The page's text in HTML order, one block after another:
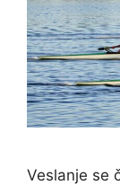
Veslanje se